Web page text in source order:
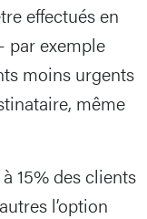
effectués en
par exemple
moins urgents
même
15% des clients
l’option